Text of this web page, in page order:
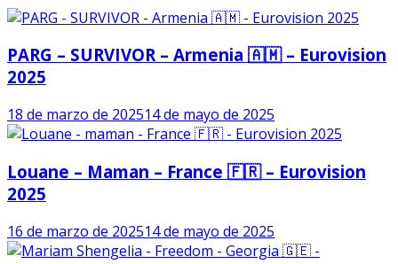
PARG – SURVIVOR – Armenia 🇦🇲 – Eurovision
2025
18 de marzo de 202514 de mayo de 2025
Louane – Maman – France 🇫🇷 – Eurovision
2025
16 de marzo de 202514 de mayo de 2025